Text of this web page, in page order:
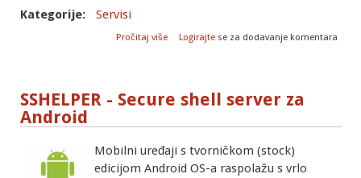
Kategorije:
Servisi
Pročitaj više o Isprobajte incron (inode cron)
Logirajte se za dodavanje komentara
SSHELPER - Secure shell server za
Android
Mobilni uređaji s tvorničkom (stock)
edicijom Android OS-a raspolažu s vrlo